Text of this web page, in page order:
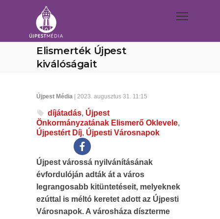
Elismerték Újpest
kiválóságait
Újpest Média | 2023. augusztus 31. 11:15
díjátadás, Újpest
Önkormányzatának Elismerő Oklevele,
Újpestért Díj, Újpesti Városnapok
Újpest várossá nyilvánításának
évfordulóján adták át a város
legrangosabb kitüntetéseit, melyeknek
ezúttal is méltó keretet adott az Újpesti
Városnapok. A városháza díszterme